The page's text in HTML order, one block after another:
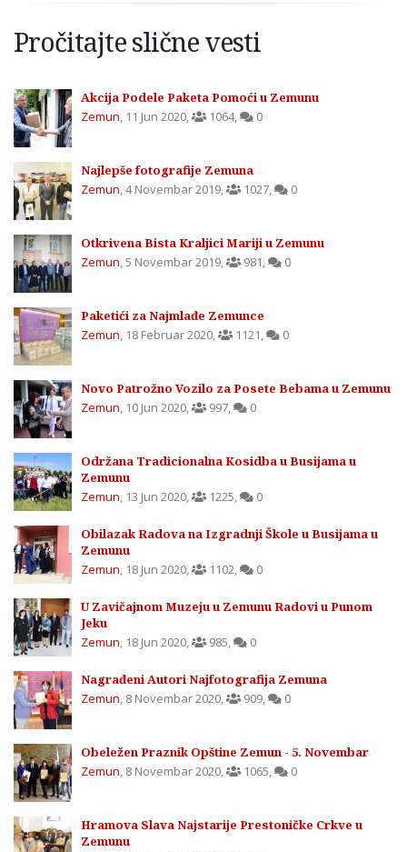
Pročitajte slične vesti
Akcija Podele Paketa Pomoći u Zemunu
Zemun, 11 Jun 2020, 1064, 0
Najlepše fotografije Zemuna
Zemun,4 Novembar 2019, 1027, 0
Otkrivena Bista Kraljici Mariji u Zemunu
Zemun,5 Novembar 2019, 981, 0
Paketići za Najmlađe Zemunce
Zemun, 18 Februar 2020, 1121, 0
Novo Patrožno Vozilo za Posete Bebama u Zemunu
Zemun, 10 Jun 2020, 997, 0
Održana Tradicionalna Kosidba u Busijama u
Zemunu
Zemun, 13 Jun 2020, 1225, 0
Obilazak Radova na Izgradnji Škole u Busijama u
Zemunu
Zemun, 18 Jun 2020, 1102, 0
U Zavičajnom Muzeju u Zemunu Radovi u Punom
Jeku
Zemun, 18 Jun 2020, 985, 0
Nagrađeni Autori Najfotografija Zemuna
Zemun, 8 Novembar 2020, 909, 0
Obeležen Praznik Opštine Zemun - 5. Novembar
Zemun, 8 Novembar 2020, 1065, 0
Hramova Slava Najstarije Prestoničke Crkve u
Zemunu